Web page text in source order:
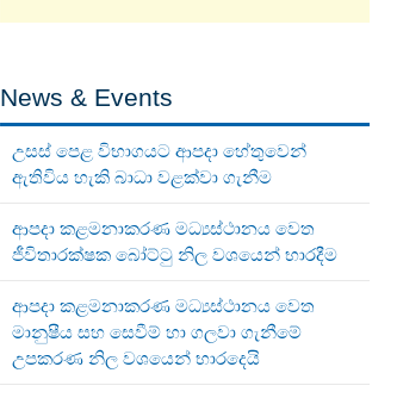
News & Events
උසස් පෙළ විභාගයට ආපදා හේතුවෙන්
ඇතිවිය හැකි බාධා වළක්වා ගැනීම
ආපදා කළමනාකරණ මධ්‍යස්ථානය වෙත
ජීවිතාරක්ෂක බෝට්ටු නිල වශයෙන් භාරදීම
ආපදා කළමනාකරණ මධ්‍යස්ථානය වෙත
මානුෂීය සහ සෙවීම් හා ගලවා ගැනීමේ
උපකරණ නිල වශයෙන් භාරදෙයි